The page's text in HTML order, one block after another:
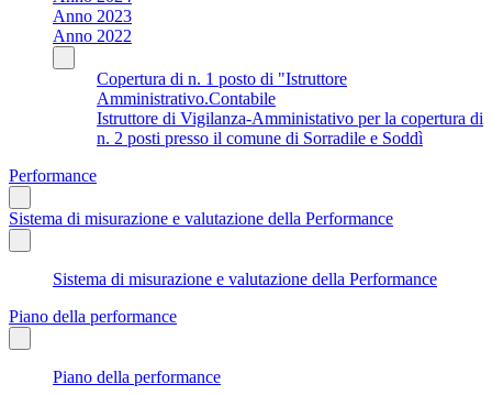
Anno 2023
Anno 2022
Copertura di n. 1 posto di "Istruttore
Amministrativo.Contabile
Istruttore di Vigilanza-Amministativo per la copertura di
n. 2 posti presso il comune di Sorradile e Soddì
Performance
Sistema di misurazione e valutazione della Performance
Sistema di misurazione e valutazione della Performance
Piano della performance
Piano della performance